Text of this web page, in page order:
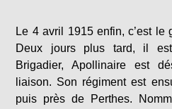
Le 4 avril 1915 enfin, c’est le
Deux jours plus tard, il est
Brigadier, Apollinaire est
liaison. Son régiment est
puis près de Perthes.